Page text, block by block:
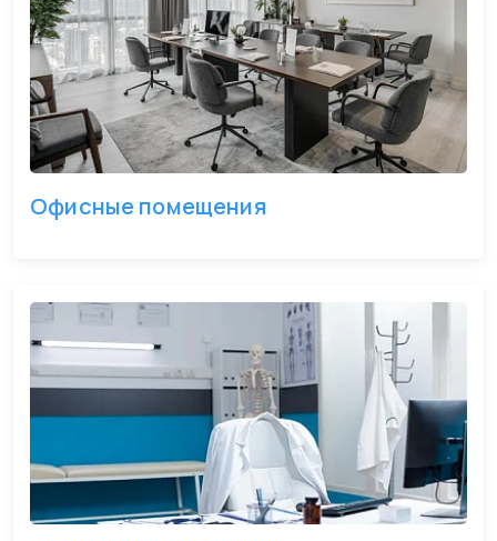
Офисные помещения